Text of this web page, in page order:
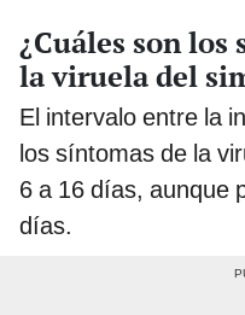
¿Cuáles son los
la viruela del
El intervalo entre la
los síntomas de la
6 a 16 días, aunque
días.